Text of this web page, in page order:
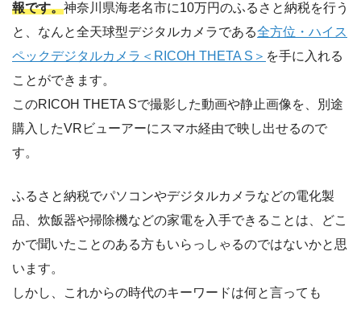
報です。神奈川県海老名市に10万円のふるさと納税を行う
と、なんと全天球型デジタルカメラである全方位・ハイス
ペックデジタルカメラ＜RICOH THETA S＞ を手に入れる
ことができます。
このRICOH THETA Sで撮影した動画や静止画像を、別途
購入したVRビューアーにスマホ経由で映し出せるので
す。
ふるさと納税でパソコンやデジタルカメラなどの電化製
品、炊飯器や掃除機などの家電を入手できることは、どこ
かで聞いたことのある方もいらっしゃるのではないかと思
います。
しかし、これからの時代のキーワードは何と言っても